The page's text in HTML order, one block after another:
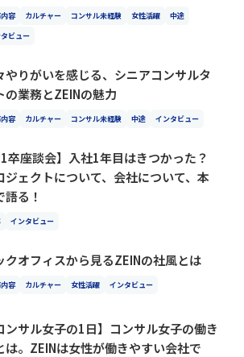
容 カルチャー コンサル未経験 女性活躍
中途
ビュー
やりがいを感じる、シニアコンサルタ
の業務とZEINの魅力
容 カルチャー コンサル未経験 中途 インタビュー
卒座談会】入社1年目はきつかった？
ジェクトについて、会社について、本
語る！
インタビュー
クオフィスから見るZEINの社風とは
容 カルチャー 女性活躍 インタビュー
ンサル女子の1日】コンサル女子の働き
は。ZEINは女性が働きやすい会社で